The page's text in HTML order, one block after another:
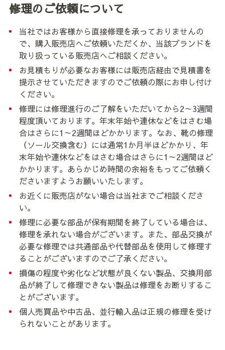
修理のご依頼について
当社ではお客様から直接修理を承っておりませんの
で、購入販売店へご依頼いただくか、当該ブランドを
取り扱っている販売店へご相談ください。
お見積もりが必要なお客様には販売店経由で見積書を
提示させていただきますのでご依頼の際にお申し付け
ください。
修理には修理進行のご了解をいただいてから2～3週間
程度頂いております。年末年始や連休などをはさむ場
合はさらに1～2週間ほどかかります。なお、靴の修理
（ソール交換含む）には通常1か月半ほどかかり、年
末年始や連休などをはさむ場合はさらに1～2週間ほど
かかります。あらかじめ時間の余裕をもってご依頼く
ださいますようお願いいたします。
お近くに販売店がない場合は当社までご相談くださ
い。
修理に必要な部品が保有期間を終了している場合は、
修理を承れない場合がございます。また、部品交換が
必要な修理では共通部品や代替部品を使用して修理す
ることがございますのでご了承ください。
損傷の程度や劣化など状態が良くない製品、交換用部
品が終了して修理できない製品は修理をお断りするこ
とがございます。
個人売買品や中古品、並行輸入品は正規の修理を受け
られないことがあります。